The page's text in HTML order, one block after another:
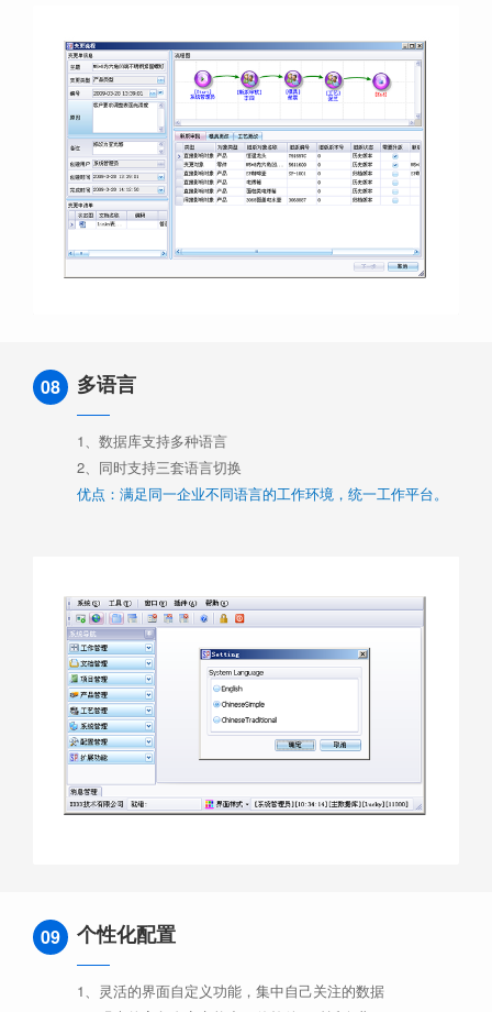
08 多语言
1、数据库支持多种语言
2、同时支持三套语言切换
优点：满足同一企业不同语言的工作环境，统一工作平台。
09 个性化配置
1、灵活的界面自定义功能，集中自己关注的数据